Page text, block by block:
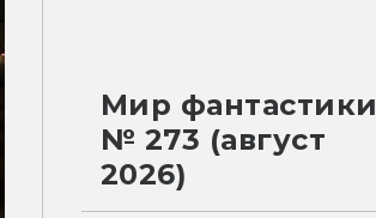
Мир фантастики
№ 273 (август
2026)